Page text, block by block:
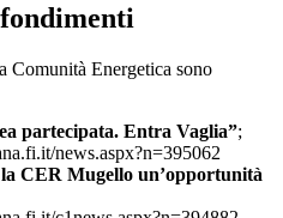
Comunità Energetica sono
partecipata. Entra Vaglia”;
news.aspx?n=395062
CER Mugello un’opportunità